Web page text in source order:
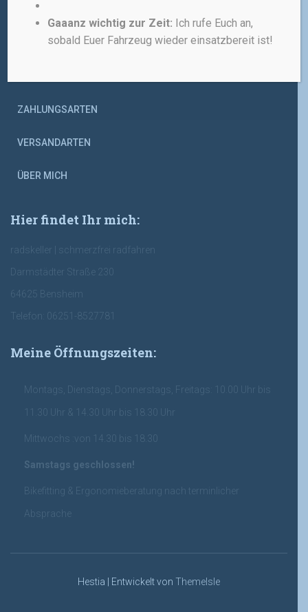
ALLGEMEINE GESCHÄFTSBEDINGUNGEN
WIDERRUFSBELEHRUNG
ZAHLUNGSARTEN
VERSANDARTEN
ÜBER MICH
Hier findet Ihr mich:
radskeller | schmerzfrei radfahren
Darmstädter Straße 230
64625 Bensheim
Telefon: 06251-8527781
Meine Öffnungszeiten:
Montags, Dienstags, Donnerstags, Freitags: 10.00 Uhr bis
11.30 Uhr & 14.30 Uhr bis 18.30 Uhr
Mittwochs :von 14.30 bis 18.30
Samstags geschlossen!
Bikefitting & Ergonomieberatung nach terminlicher
Absprache
Hestia | Entwickelt von ThemeIsle
Gaaanz wichtig zur Zeit: Ich rufe Euch an,
sobald Euer Fahrzeug wieder einsatzbereit ist!